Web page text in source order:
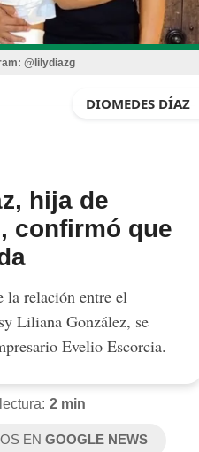
@lilydiazg
DIOMEDES DÍAZ
hija de
confirmó que
la relación entre el
Liliana González, se
Evelio Escorcia.
2 min
ENGOOGLE NEWS